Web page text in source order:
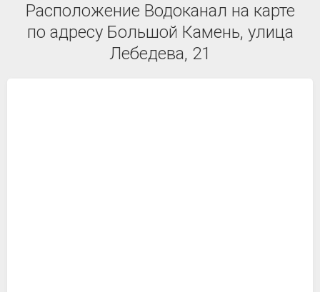
Расположение Водоканал на карте
по адресу Большой Камень, улица
Лебедева, 21